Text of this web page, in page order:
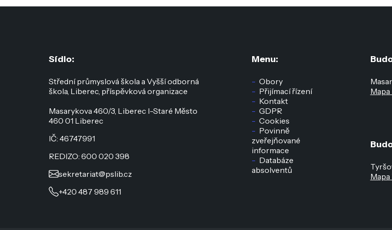
Sídlo:
Střední průmyslová škola a Vyšší odborná
škola, Liberec, příspěvková organizace
Masarykova 460/3, Liberec I-Staré Město
460 01 Liberec
IČ: 46747991
REDIZO: 600 020 398
sekretariat@pslib.cz
+420 487 989 611
Menu:
Obory
Přijímací řízení
Kontakt
GDPR
Cookies
Povinně
zveřejňované
informace
Databáze
absolventů